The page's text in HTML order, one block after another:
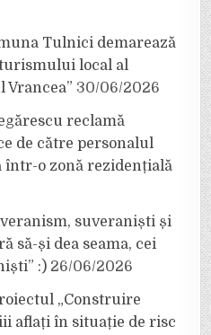
Tulnici demarează
local al
30/06/2026
reclamă
de către personalul
într-o zonă rezidențială
suveraniști și
să-și dea seama, cei
:) 26/06/2026
„Construire
aflați în situație de risc